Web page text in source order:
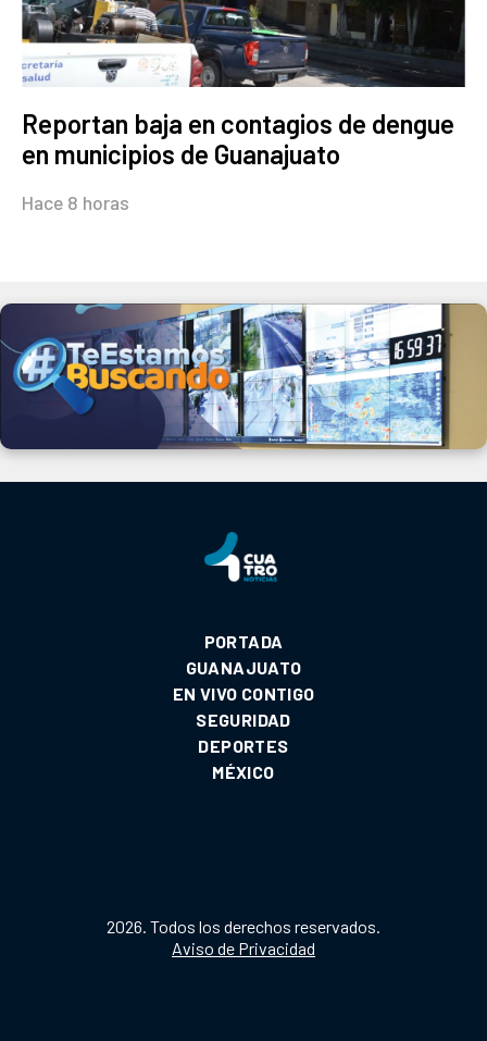
Reportan baja en contagios de dengue
en municipios de Guanajuato
Hace 8 horas
PORTADA
GUANAJUATO
EN VIVO CONTIGO
SEGURIDAD
DEPORTES
MÉXICO
2026. Todos los derechos reservados.
Aviso de Privacidad